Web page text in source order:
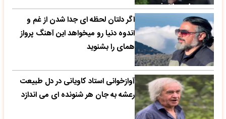
اگر دلتان لحظه ای جدا شدن از غم و
اندوه دنیا رو میخواهد این آهنگ پرواز
همای را بشنوید
آوازخوانی استاد کاویانی در دل طبیعت
رعشه به جان هر شنونده ای می اندازد